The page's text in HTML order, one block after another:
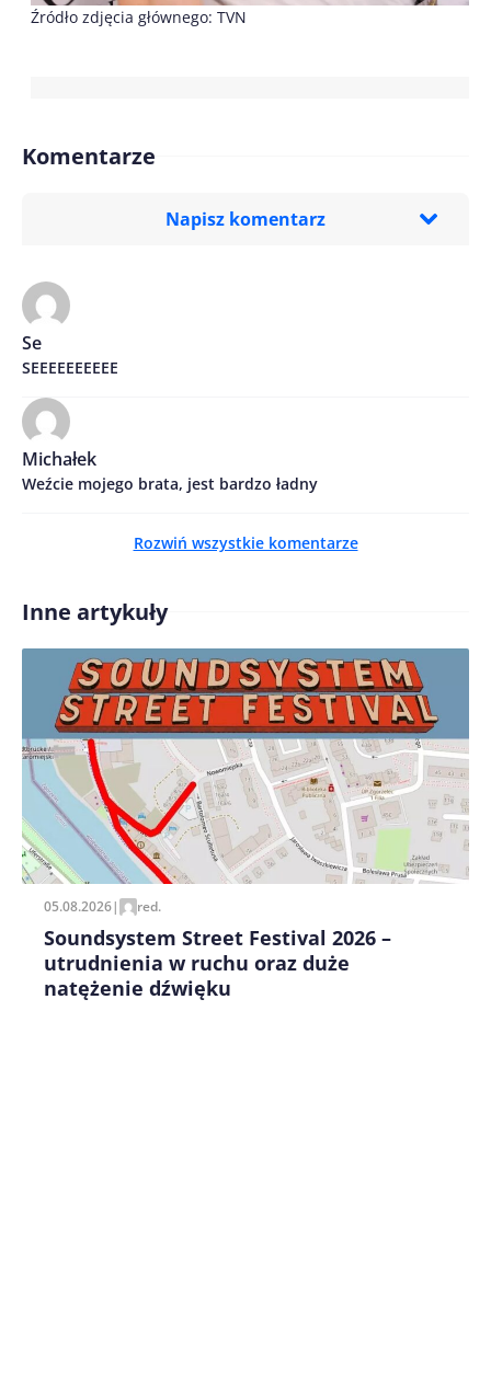
Źródło zdjęcia głównego: TVN
Komentarze
Napisz komentarz
Treść komentarza*
Imię/ Nick*
Se
SEEEEEEEEEE
Michałek
Weźcie mojego brata, jest bardzo ładny
Rozwiń wszystkie komentarze
Inne artykuły
05.08.2026| red.
Soundsystem Street Festival 2026 –
utrudnienia w ruchu oraz duże
natężenie dźwięku